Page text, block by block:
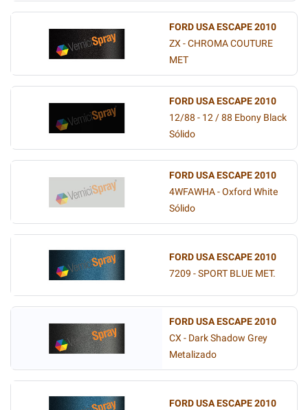
FORD USA ESCAPE 2010
ZX - CHROMA COUTURE
MET
FORD USA ESCAPE 2010
12/88 - 12 / 88 Ebony Black
Sólido
FORD USA ESCAPE 2010
4WFAWHA - Oxford White
Sólido
FORD USA ESCAPE 2010
7209 - SPORT BLUE MET.
FORD USA ESCAPE 2010
CX - Dark Shadow Grey
Metalizado
FORD USA ESCAPE 2010